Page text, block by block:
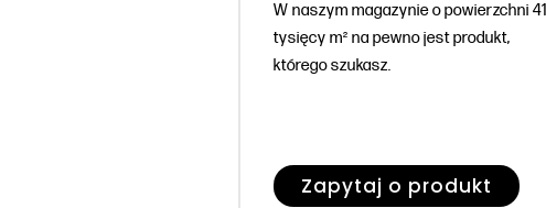
W naszym magazynie o powierzchni 41
tysięcy m² na pewno jest produkt,
którego szukasz.
Zapytaj o produkt